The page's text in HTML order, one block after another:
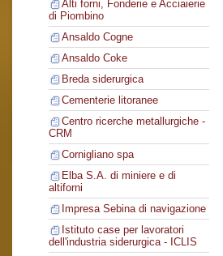
Alti forni, Fonderie e Acciaierie
di Piombino
Ansaldo Cogne
Ansaldo Coke
Breda siderurgica
Cementerie litoranee
Centro ricerche metallurgiche -
CRM
Cornigliano spa
Elba S.A. di miniere e di
altiforni
Impresa Sebina di navigazione
Istituto case per lavoratori
dell'industria siderurgica - ICLIS